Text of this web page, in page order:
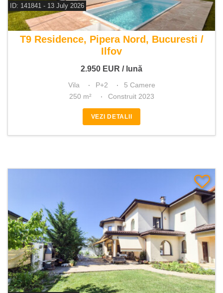
ID: 141841 - 13 July 2026
De inchiriat vila 5 camere
T9 Residence, Pipera Nord, Bucuresti /
Ilfov
2.950 EUR / lună
Vila P+2
5 Camere
250 m²
Construit 2023
VEZI DETALII